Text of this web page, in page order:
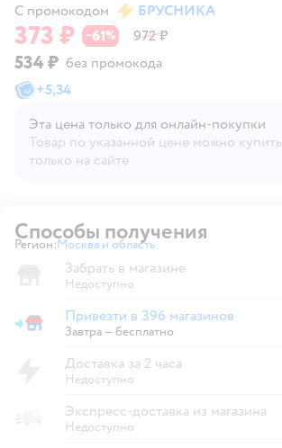
С промокодом БРУСНИКА
373 ₽ −61% 972 ₽
534 ₽ без промокода
+5,34
Эта цена только для онлайн‑покупки
Товар по указанной цене можно купить
только на сайте
Способы получения
Регион: Выбор адреса доставки.
Москва и область
Забрать в магазине
Недоступно
Привезти в магазин
Привезти в 396 магазинов
Завтра—бесплатно
Доставка за 2 часа
Недоступно
Экспресс-доставка из магазина
Недоступно